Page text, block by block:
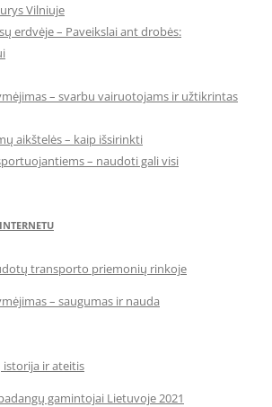
Vilniuje
erdvėje – Paveikslai ant drobės:
– svarbu vairuotojams ir užtikrintas
aikštelės – kaip išsirinkti
– naudoti gali visi
transporto priemonių rinkoje
– saugumas ir nauda
ir ateitis
gamintojai Lietuvoje 2021